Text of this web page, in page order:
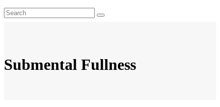
Submental Fullness